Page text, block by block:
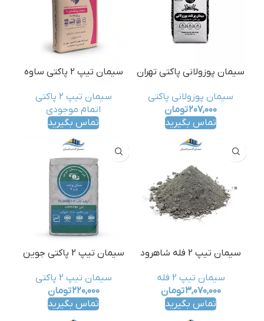
سیمان پوزولانی پاکتی تهران
سیمان پوزولانی پاکتی
۲۰۷,۰۰۰تومان
تماس بگیرید
سیمان تیپ 2 پاکتی ساوه
سیمان تیپ 2 پاکتی
اتمام موجودی
تماس بگیرید
سیمان تیپ 2 فله شاهرود
سیمان تیپ 2 فله
۳,۰۷۰,۰۰۰تومان
تماس بگیرید
سیمان تیپ 2 پاکتی جوین
سیمان تیپ 2 پاکتی
۲۲۰,۰۰۰تومان
تماس بگیرید